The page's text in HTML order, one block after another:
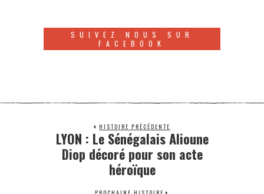
SUIVEZ NOUS SUR
FACEBOOK
HISTOIRE PRÉCÉDENTE
LYON : Le Sénégalais Alioune
Diop décoré pour son acte
héroïque